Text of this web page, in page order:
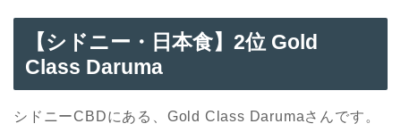
【シドニー・日本食】2位 Gold
Class Daruma
シドニーCBDにある、Gold Class Darumaさんです。